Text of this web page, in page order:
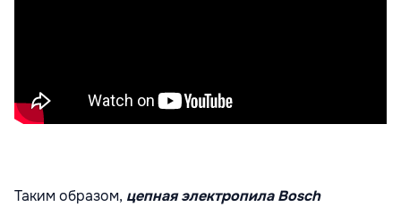
Таким образом, цепная электропила Bosch